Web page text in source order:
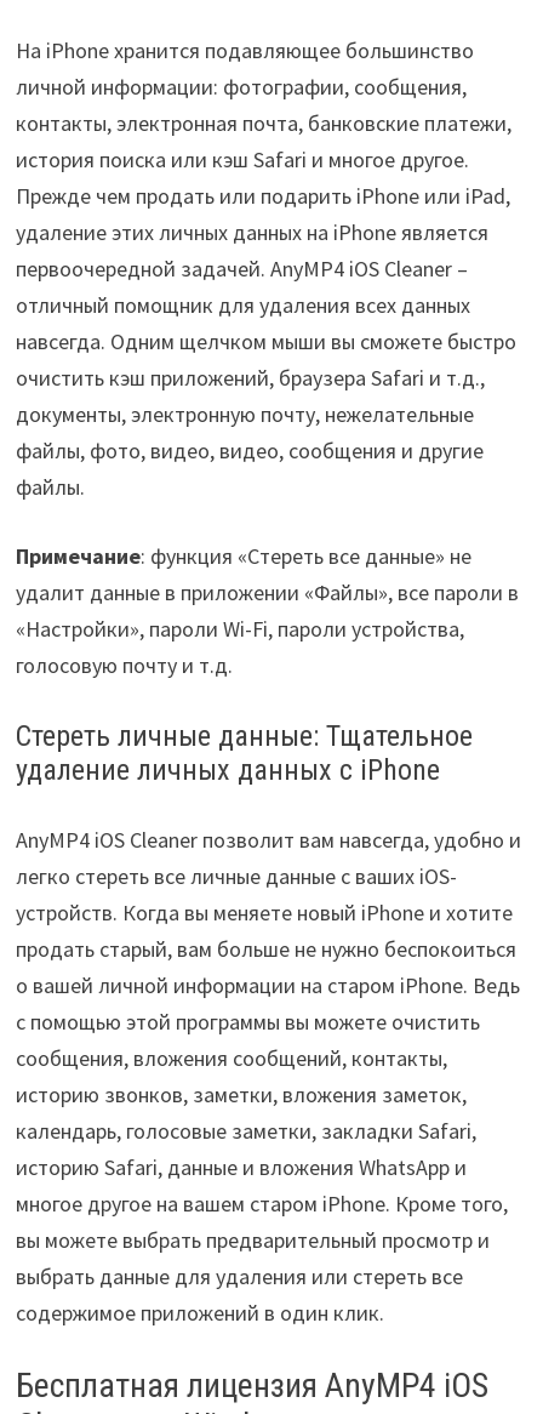
На iPhone хранится подавляющее большинство
личной информации: фотографии, сообщения,
контакты, электронная почта, банковские платежи,
история поиска или кэш Safari и многое другое.
Прежде чем продать или подарить iPhone или iPad,
удаление этих личных данных на iPhone является
первоочередной задачей. AnyMP4 iOS Cleaner –
отличный помощник для удаления всех данных
навсегда. Одним щелчком мыши вы сможете быстро
очистить кэш приложений, браузера Safari и т.д.,
документы, электронную почту, нежелательные
файлы, фото, видео, видео, сообщения и другие
файлы.
Примечание: функция «Стереть все данные» не
удалит данные в приложении «Файлы», все пароли в
«Настройки», пароли Wi-Fi, пароли устройства,
голосовую почту и т.д.
Стереть личные данные: Тщательное
удаление личных данных с iPhone
AnyMP4 iOS Cleaner позволит вам навсегда, удобно и
легко стереть все личные данные с ваших iOS-
устройств. Когда вы меняете новый iPhone и хотите
продать старый, вам больше не нужно беспокоиться
о вашей личной информации на старом iPhone. Ведь
с помощью этой программы вы можете очистить
сообщения, вложения сообщений, контакты,
историю звонков, заметки, вложения заметок,
календарь, голосовые заметки, закладки Safari,
историю Safari, данные и вложения WhatsApp и
многое другое на вашем старом iPhone. Кроме того,
вы можете выбрать предварительный просмотр и
выбрать данные для удаления или стереть все
содержимое приложений в один клик.
Бесплатная лицензия AnyMP4 iOS